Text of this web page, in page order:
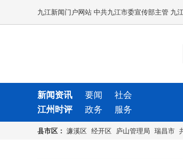
九江新闻门户网站 中共九江市委宣传部主管 九
新闻资讯 要闻 社会
江州时评
政务 服务
县市区： 濂溪区 经开区 庐山管理局 瑞昌市